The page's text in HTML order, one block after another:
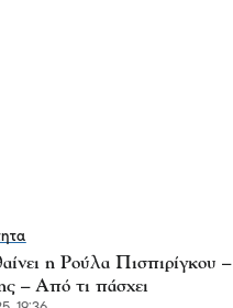
η Ρούλα Πισπιρίγκου
– Από τι πάσχει